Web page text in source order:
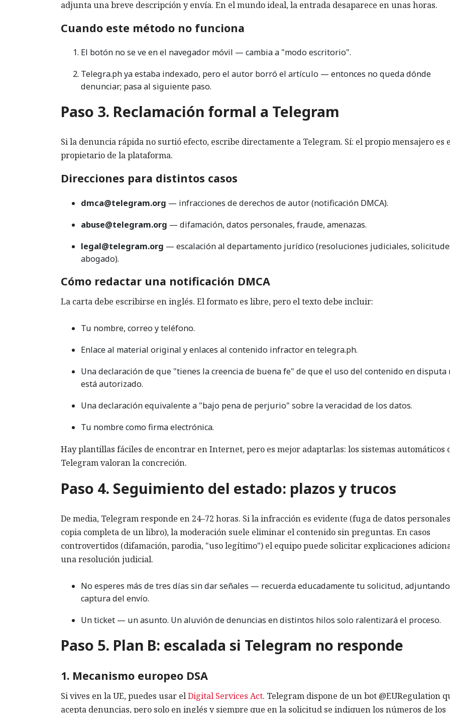
adjunta una breve descripción y envía. En el mundo ideal, la entrada desaparece en unas horas.
Cuando este método no funciona
El botón no se ve en el navegador móvil — cambia a "modo escritorio".
Telegra.ph ya estaba indexado, pero el autor borró el artículo — entonces no queda dónde
denunciar; pasa al siguiente paso.
Paso 3. Reclamación formal a Telegram
Si la denuncia rápida no surtió efecto, escribe directamente a Telegram. Sí: el propio mensajero es
propietario de la plataforma.
Direcciones para distintos casos
dmca@telegram.org — infracciones de derechos de autor (notificación DMCA).
abuse@telegram.org — difamación, datos personales, fraude, amenazas.
legal@telegram.org — escalación al departamento jurídico (resoluciones judiciales,
abogado).
Cómo redactar una notificación DMCA
La carta debe escribirse en inglés. El formato es libre, pero el texto debe incluir:
Tu nombre, correo y teléfono.
Enlace al material original y enlaces al contenido infractor en telegra.ph.
Una declaración de que "tienes la creencia de buena fe" de que el uso del contenido en disputa
está autorizado.
Una declaración equivalente a "bajo pena de perjurio" sobre la veracidad de los datos.
Tu nombre como firma electrónica.
Hay plantillas fáciles de encontrar en Internet, pero es mejor adaptarlas: los sistemas automáticos
Telegram valoran la concreción.
Paso 4. Seguimiento del estado: plazos y trucos
De media, Telegram responde en 24–72 horas. Si la infracción es evidente (fuga de datos
copia completa de un libro), la moderación suele eliminar el contenido sin preguntas. En casos
controvertidos (difamación, parodia, "uso legítimo") el equipo puede solicitar explicaciones
una resolución judicial.
No esperes más de tres días sin dar señales — recuerda educadamente tu solicitud,
captura del envío.
Un ticket — un asunto. Un aluvión de denuncias en distintos hilos solo ralentizará el proceso.
Paso 5. Plan B: escalada si Telegram no responde
1. Mecanismo europeo DSA
Si vives en la UE, puedes usar elDigital Services Act. Telegram dispone de un bot @EURegulation
acepta denuncias, pero solo en inglés y siempre que en la solicitud se indiquen los números de los